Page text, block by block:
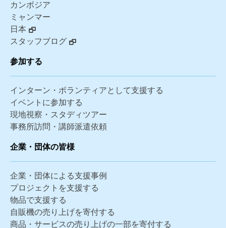
カンボジア
ミャンマー
日本
スタッフブログ
参加する
インターン・ボランティアとして支援する
イベントに参加する
現地視察・スタディツアー
事務所訪問・講師派遣依頼
企業・団体の皆様
企業・団体による支援事例
プロジェクトを支援する
物品で支援する
自販機の売り上げを寄付する
商品・サービスの売り上げの一部を寄付する